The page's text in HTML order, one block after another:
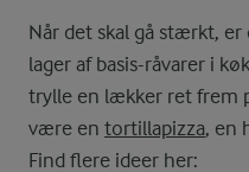
Når det skal gå stærkt,
lager af basis-råvarer i
trylle en lækker ret frem
være en tortillapizza, en
Find flere ideer her: